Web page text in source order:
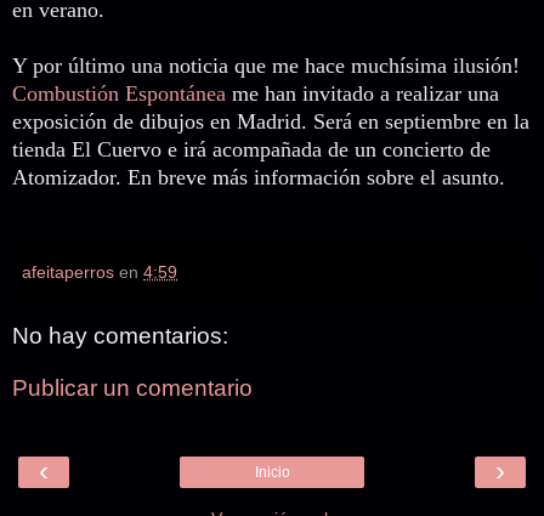
en verano.
Y por último una noticia que me hace muchísima ilusión!
Combustión Espontánea me han invitado a realizar una
exposición de dibujos en Madrid. Será en septiembre en la
tienda El Cuervo e irá acompañada de un concierto de
Atomizador. En breve más información sobre el asunto.
afeitaperros en 4:59
No hay comentarios:
Publicar un comentario
‹ ›
Inicio